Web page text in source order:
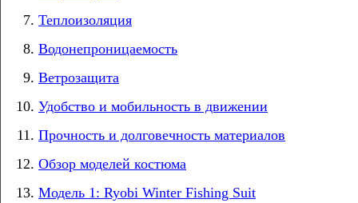
Теплоизоляция
Водонепроницаемость
Ветрозащита
Удобство и мобильность в движении
Прочность и долговечность материалов
Обзор моделей костюма
Модель 1: Ryobi Winter Fishing Suit